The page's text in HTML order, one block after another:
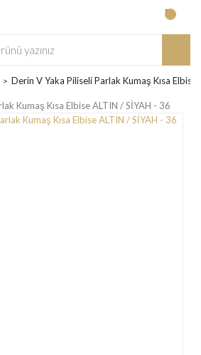
Derin V Yaka Piliseli Parlak Kumaş Kısa